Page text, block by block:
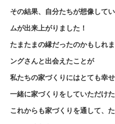
その結果、自分たちが想像して
ムが出来上がりました！
たまたまの縁だったのかもしれ
ングさんと出会えたことが
私たちの家づくりにはとても幸
一緒に家づくりをしていただけ
これからも家づくりを通して、